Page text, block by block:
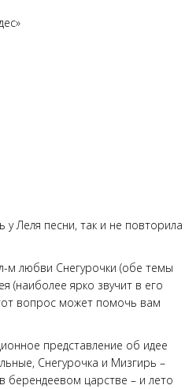
Леля песни, так и не повторила
м любви Снегурочки (обе темы
(наиболее ярко звучит в его
вопрос может помочь вам
представление об идее
Снегурочка и Мизгирь –
берендеевом царстве – и лето